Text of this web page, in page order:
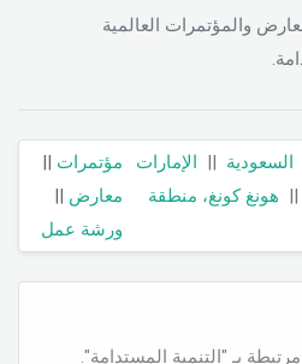
والمؤتمرات العالمية
السعودية || الإمارات
|| هونغ كونغ، منطقة
مؤتمرات ||
معارض ||
ورشة عمل
بـ "التنمية المستدامة".